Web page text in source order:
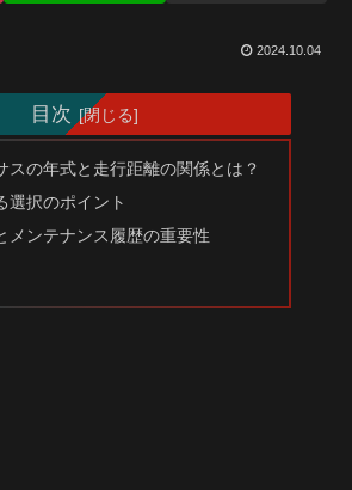
2024.10.04
目次
スの年式と走行距離の関係とは？
選択のポイント
メンテナンス履歴の重要性